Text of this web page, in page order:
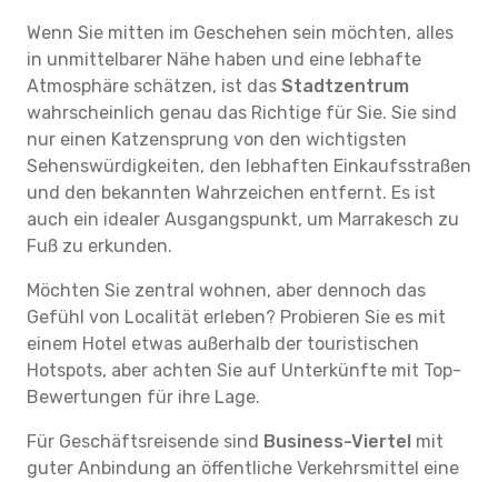
Wenn Sie mitten im Geschehen sein möchten, alles
in unmittelbarer Nähe haben und eine lebhafte
Atmosphäre schätzen, ist das Stadtzentrum
wahrscheinlich genau das Richtige für Sie. Sie sind
nur einen Katzensprung von den wichtigsten
Sehenswürdigkeiten, den lebhaften Einkaufsstraßen
und den bekannten Wahrzeichen entfernt. Es ist
auch ein idealer Ausgangspunkt, um Marrakesch zu
Fuß zu erkunden.
Möchten Sie zentral wohnen, aber dennoch das
Gefühl von Localität erleben? Probieren Sie es mit
einem Hotel etwas außerhalb der touristischen
Hotspots, aber achten Sie auf Unterkünfte mit Top-
Bewertungen für ihre Lage.
Für Geschäftsreisende sind Business-Viertel mit
guter Anbindung an öffentliche Verkehrsmittel eine